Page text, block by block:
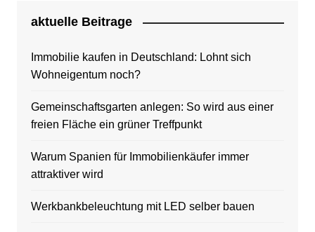
aktuelle Beitrage
Immobilie kaufen in Deutschland: Lohnt sich
Wohneigentum noch?
Gemeinschaftsgarten anlegen: So wird aus einer
freien Fläche ein grüner Treffpunkt
Warum Spanien für Immobilienkäufer immer
attraktiver wird
Werkbankbeleuchtung mit LED selber bauen